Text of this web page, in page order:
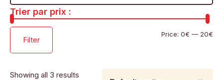
Trier par prix :
Filter
Price: 0€ — 20€
Showing all 3 results